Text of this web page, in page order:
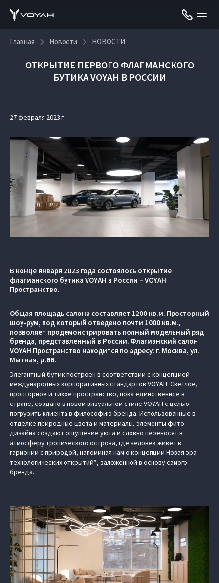
Главная Новости НОВОСТИ
ОТКРЫТИЕ ПЕРВОГО ФЛАГМАНСКОГО
БУТИКА VOYAH В РОССИИ
27 февраля 2023 г.
В конце января 2023 года состоялось открытие
флагманского бутика VOYAH в России – VOYAH
Пространство.
Общая площадь салона составляет 1200 кв.м. Просторный
шоу-рум, под который отведено почти 1000 кв.м.,
позволяет продемонстрировать полный модельный ряд
бренда, представленный в России. Флагманский салон
VOYAH Пространство находится по адресу: г. Москва, ул.
Мытная, д.66.
Элегантный бутик построен в соответствии с концепцией
международных корпоративных стандартов VOYAH. Светлое,
просторное и тихое пространство, пока единственное в
стране, создано в новом визуальном стиле VOYAH с целью
погрузить клиента в философию бренда. Использованные в
отделке природные цвета и материалы, элементы фито-
дизайна создают ощущение уюта и словно переносят в
атмосферу тропического острова, где человек живет в
гармонии с природой, напоминая нам о концепции Новая эра
технологических открытий*, заложенной в основу самого
бренда.